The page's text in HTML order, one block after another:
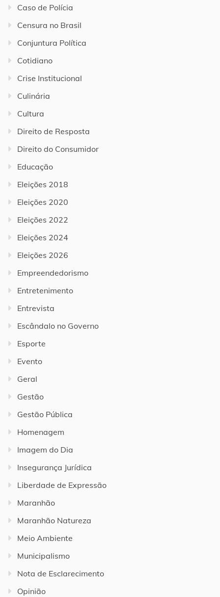
Caso de Polícia
Censura no Brasil
Conjuntura Política
Cotidiano
Crise Institucional
Culinária
Cultura
Direito de Resposta
Direito do Consumidor
Educação
Eleições 2018
Eleições 2020
Eleições 2022
Eleições 2024
Eleições 2026
Empreendedorismo
Entretenimento
Entrevista
Escândalo no Governo
Esporte
Evento
Geral
Gestão
Gestão Pública
Homenagem
Imagem do Dia
Insegurança Jurídica
Liberdade de Expressão
Maranhão
Maranhão Natureza
Meio Ambiente
Municipalismo
Nota de Esclarecimento
Opinião